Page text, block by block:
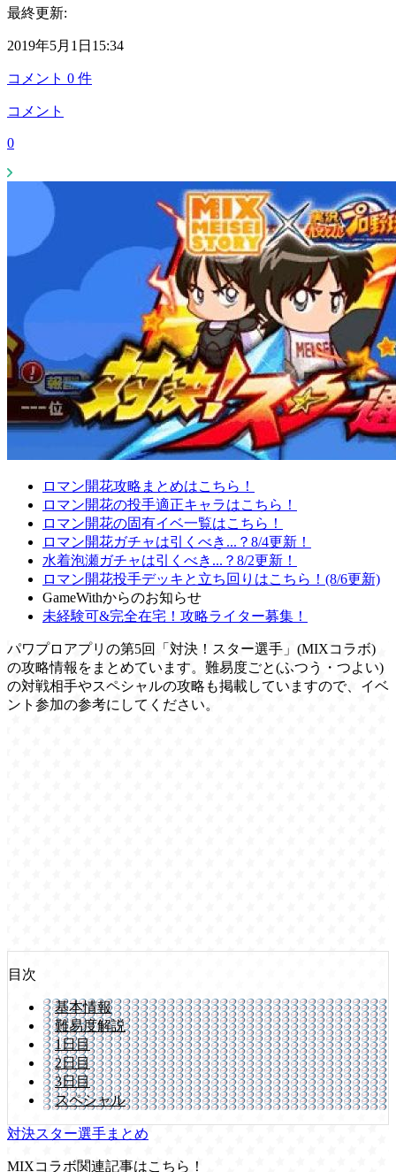
最終更新:
2019年5月1日15:34
コメント 0 件
コメント
0
ロマン開花攻略まとめはこちら！
ロマン開花の投手適正キャラはこちら！
ロマン開花の固有イベ一覧はこちら！
ロマン開花ガチャは引くべき...？8/4更新！
水着泡瀬ガチャは引くべき...？8/2更新！
ロマン開花投手デッキと立ち回りはこちら！(8/6更新)
GameWithからのお知らせ
未経験可&完全在宅！攻略ライター募集！
パワプロアプリの第5回「対決！スター選手」(MIXコラボ)
の攻略情報をまとめています。難易度ごと(ふつう・つよい)
の対戦相手やスペシャルの攻略も掲載していますので、イベ
ント参加の参考にしてください。
目次
基本情報
難易度解説
1日目
2日目
3日目
スペシャル
対決スター選手まとめ
MIXコラボ関連記事はこちら！